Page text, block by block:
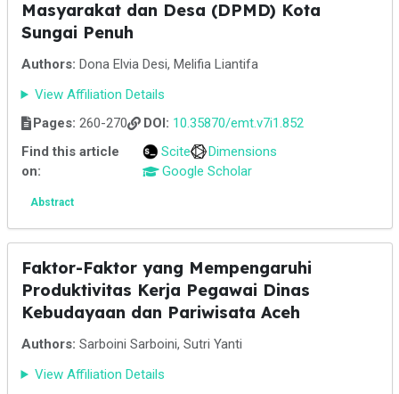
Masyarakat dan Desa (DPMD) Kota
Sungai Penuh
Authors: Dona Elvia Desi, Melifia Liantifa
View Affiliation Details
Pages: 260-270 DOI: 10.35870/emt.v7i1.852
Find this article
on:
Scite
Dimensions
Google Scholar
Abstract
Faktor-Faktor yang Mempengaruhi
Produktivitas Kerja Pegawai Dinas
Kebudayaan dan Pariwisata Aceh
Authors: Sarboini Sarboini, Sutri Yanti
View Affiliation Details